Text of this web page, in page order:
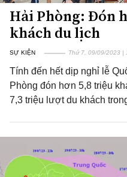
Hải Phòng: Đón
khách du lịch
SỰ KIỆN Thứ 7, 09/09/2023 |
Tính đến hết dịp nghỉ lễ
Phòng đón hơn 5,8 triệu
7,3 triệu lượt du khách